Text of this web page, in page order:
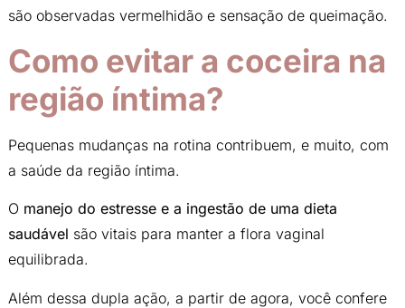
são observadas vermelhidão e sensação de queimação.
Como evitar a coceira na
região íntima?
Pequenas mudanças na rotina contribuem, e muito, com
a saúde da região íntima.
O manejo do estresse e a ingestão de uma dieta
saudável são vitais para manter a flora vaginal
equilibrada.
Além dessa dupla ação, a partir de agora, você confere